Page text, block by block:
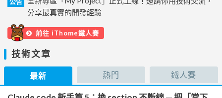
分享最真實的開發經驗
前往 iThome鐵人賽
技術文章
最新 熱門 鐵人賽